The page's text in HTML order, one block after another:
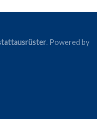
. Powered by